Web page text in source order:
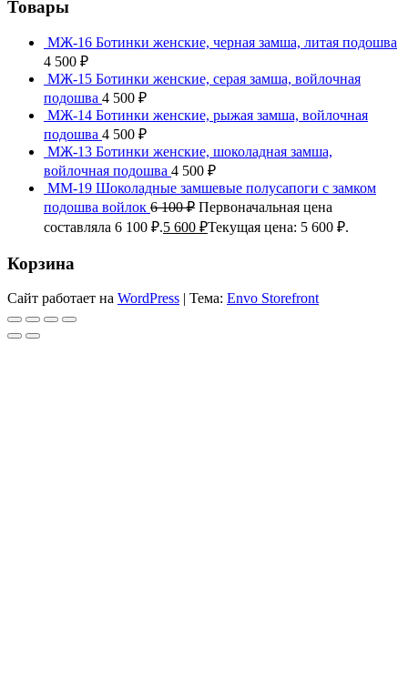
Товары
МЖ-16 Ботинки женские, черная замша, литая подошва
4 500 ₽
МЖ-15 Ботинки женские, серая замша, войлочная
подошва 4 500 ₽
МЖ-14 Ботинки женские, рыжая замша, войлочная
подошва 4 500 ₽
МЖ-13 Ботинки женские, шоколадная замша,
войлочная подошва 4 500 ₽
ММ-19 Шоколадные замшевые полусапоги с замком
подошва войлок 6 100₽ Первоначальная цена
составляла 6 100 ₽.5 600 ₽Текущая цена: 5 600 ₽.
Корзина
Сайт работает на WordPress | Тема: Envo Storefront